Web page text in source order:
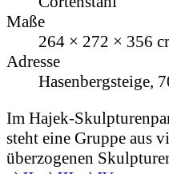
Maße
264 × 272 × 356
Adresse
Hasenbergsteige,
Im Hajek-
steht eine Gruppe aus
überzogenen